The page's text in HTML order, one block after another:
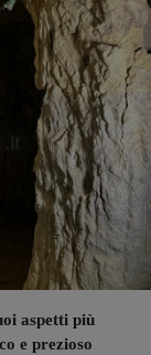
aspetti più
e prezioso